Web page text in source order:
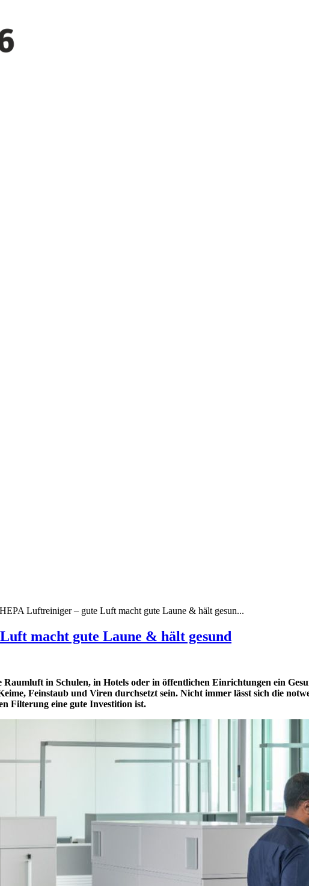
HEPA Luftreiniger – gute Luft macht gute Laune & hält gesun...
macht gute Laune & hält gesund
in Schulen, in Hotels oder in öffentlichen Einrichtungen ein
Feinstaub und Viren durchsetzt sein. Nicht immer lässt sich die
Filterung eine gute Investition ist.